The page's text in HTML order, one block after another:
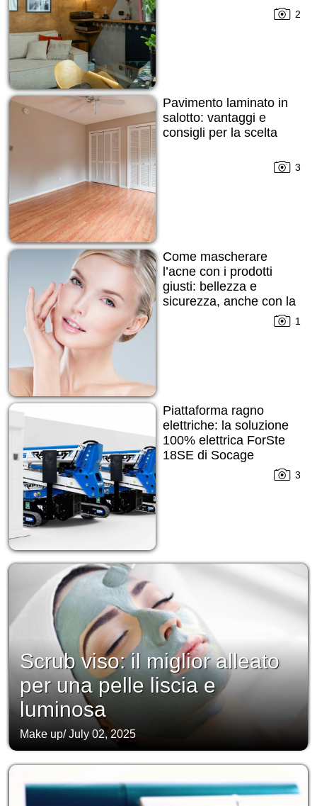
2
Pavimento laminato in
salotto: vantaggi e
consigli per la scelta
3
Come mascherare
l’acne con i prodotti
giusti: bellezza e
sicurezza, anche con la
1
Piattaforma ragno
elettriche: la soluzione
100% elettrica ForSte
18SE di Socage
3
Scrub viso: il miglior alleato
per una pelle liscia e
luminosa
Make up/July 02, 2025